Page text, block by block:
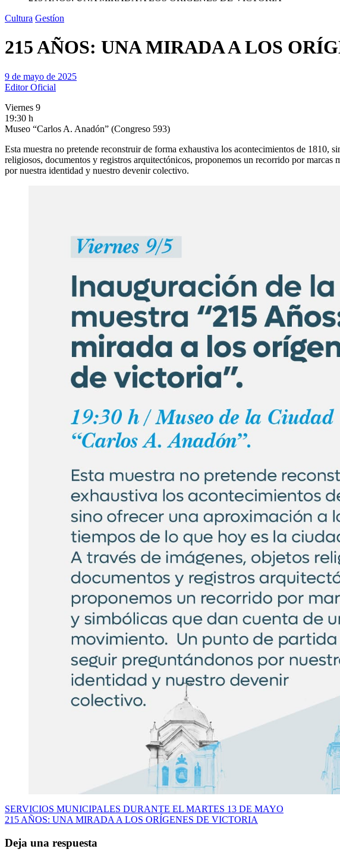
Cultura Gestíon
215 AÑOS: UNA MIRADA A LOS
9 de mayo de 2025
Editor Oficial
Viernes 9
19:30 h
Museo “Carlos A. Anadón” (Congreso 593)
Esta muestra no pretende reconstruir de forma exhaustiva los acontecimientos de
religiosos, documentos y registros arquitectónicos, proponemos un recorrido por
por nuestra identidad y nuestro devenir colectivo.
Navegación
de
entradas
SERVICIOS MUNICIPALES DURANTE EL MARTES 13 DE MAYO
215 AÑOS: UNA MIRADA A LOS ORÍGENES DE VICTORIA
Deja una respuesta